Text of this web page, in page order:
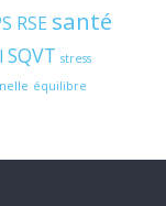
RSE santé
SQVT stress
équilibre